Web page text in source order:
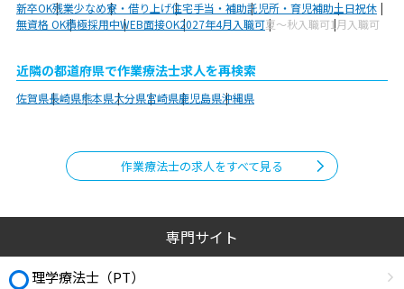
新卒OK残業少なめ寮・借り上げ住宅手当・補助託児所・育児補助土日祝休
無資格 OK積極採用中WEB面接OK2027年4月入職可夏～秋入職可1月入職可
近隣の都道府県で作業療法士求人を再検索
佐賀県長崎県熊本県大分県宮崎県鹿児島県沖縄県
作業療法士の求人をすべて見る
専門サイト
理学療法士（PT）